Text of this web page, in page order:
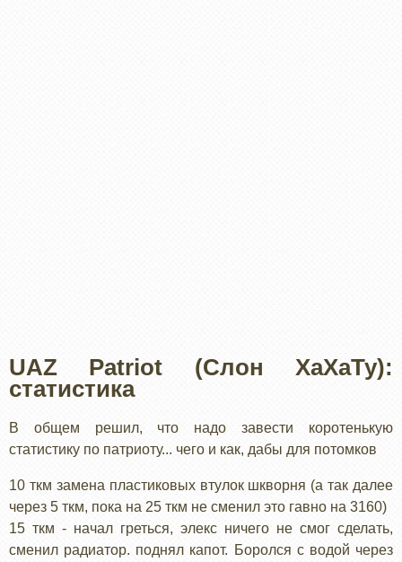
UAZ Patriot (Слон ХаХаТу):
статистика
В общем решил, что надо завести коротенькую
статистику по патриоту... чего и как, дабы для потомков
10 ткм замена пластиковых втулок шкворня (а так далее
через 5 ткм, пока на 25 ткм не сменил это гавно на 3160)
15 ткм - начал греться, элекс ничего не смог сделать,
сменил радиатор. поднял капот. Боролся с водой через